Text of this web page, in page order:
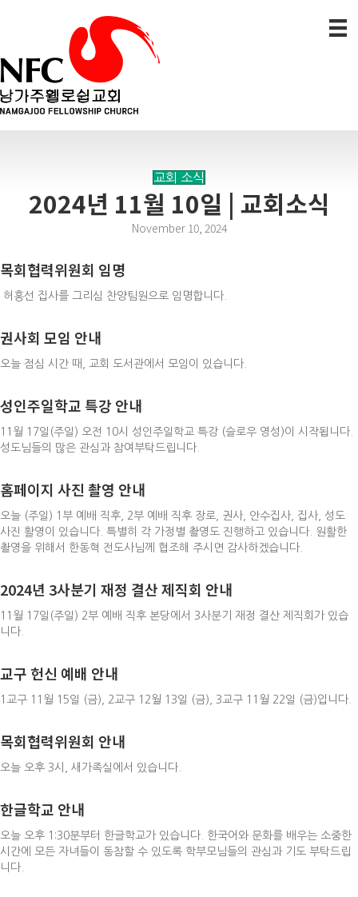
교회 소식
2024년 11월 10일 | 교회소식
November 10, 2024
목회협력위원회 임명
허홍선 집사를 그리심 찬양팀원으로 임명합니다.
권사회 모임 안내
오늘 점심 시간 때, 교회 도서관에서 모임이 있습니다.
성인주일학교 특강 안내
11월 17일(주일) 오전 10시 성인주일학교 특강 (슬로우 영성)이 시작됩니다.
성도님들의 많은 관심과 참여부탁드립니다.
홈페이지 사진 촬영 안내
오늘 (주일) 1부 예배 직후, 2부 예배 직후 장로, 권사, 안수집사, 집사, 성도
사진 활영이 있습니다. 특별히 각 가정별 촬영도 진행하고 있습니다. 원활한
촬영을 위해서 한동혁 전도사님께 협조해 주시면 감사하겠습니다.
2024년 3사분기 재정 결산 제직회 안내
11월 17일(주일) 2부 예배 직후 본당에서 3사분기 재정 결산 제직회가 있습
니다.
교구 헌신 예배 안내
1교구 11월 15일 (금), 2교구 12월 13일 (금), 3교구 11월 22일 (금)입니다.
목회협력위원회 안내
오늘 오후 3시, 새가족실에서 있습니다.
한글학교 안내
오늘 오후 1:30분부터 한글학교가 있습니다. 한국어와 문화를 배우는 소중한
시간에 모든 자녀들이 동참할 수 있도록 학부모님들의 관심과 기도 부탁드립
니다.